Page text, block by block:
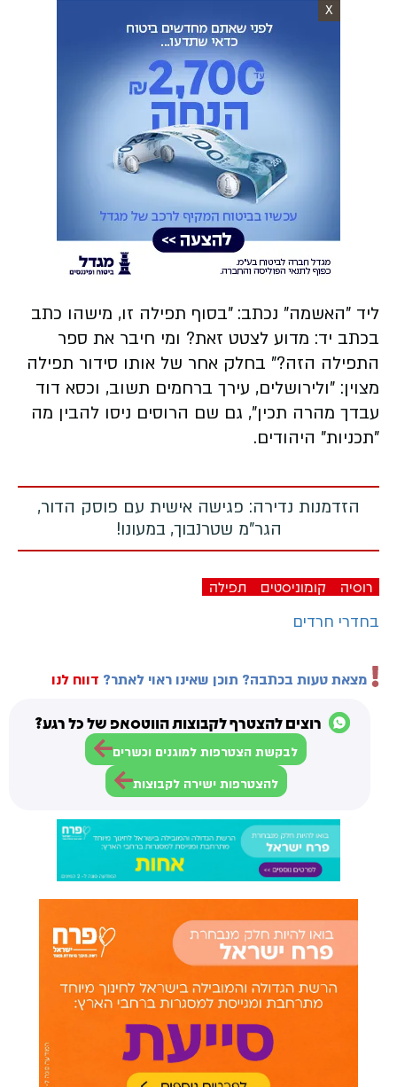
X
ליד "האשמה" נכתב: "בסוף תפילה זו, מישהו כתב
בכתב יד: מדוע לצטט זאת? ומי חיבר את ספר
התפילה הזה?" בחלק אחר של אותו סידור תפילה
מצוין: "ולירושלים, עירך ברחמים תשוב, וכסא דוד
עבדך מהרה תכין", גם שם הרוסים ניסו להבין מה
"תכניות" היהודים.
הזדמנות נדירה: פגישה אישית עם פוסק הדור,
הגר"מ שטרנבוך, במעונו!
רוסיה קומוניסטים תפילה
בחדרי חרדים
מצאת טעות בכתבה? תוכן שאינו ראוי לאתר? דווח לנו
רוצים להצטרף לקבוצות הווטסאפ של כל רגע?
לבקשת הצטרפות למוגנים וכשרים
להצטרפות ישירה לקבוצות